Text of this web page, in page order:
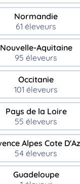
Normandie
61 éleveurs
Nouvelle-Aquitaine
95 éleveurs
Occitanie
101 éleveurs
Pays de la Loire
55 éleveurs
Alpes Cote
54 éleveurs
Guadeloupe